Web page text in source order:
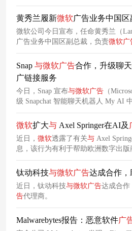
通过此项合作，营销人员将能够利用
品以制定整合营销解决方案来提升营
自 2018 年 7 月以来一直进行战略合
洞察、受众分析和整合营销平台等助
双方的合作于2019年和2022年进一
黄秀兰履新微软广告业务中国
微软公司今日宣布，任命黄秀兰（
广告业务中国区副总裁，负责微软广
业务。
Snap 与微软广告合作，升级聊
广链接服务
今日，Snap 宣布与微软广告 （
级 Snapchat 智能聊天机器人 My AI
Links) 服务。
微软扩大与 Axel Springer在AI及
近日， 微软透露了有关与 Axel
息，该行为有利于帮助欧洲数字出
能 的增长。周一的公告描述了 Axel
Microsoft Advertising 作为其广告服
系从欧洲扩展到美国。 微软 扩大
人工智能的实施正在加快这一步伐，
来更快地做出决策。目标是为 Axel
力，以由 Azure OpenAI 服务提供支
基础。
钛动科技与微软广告达成合作
近日，钛动科技与微软广告达成合作
告代理商。
Malwarebytes报告：恶意软件广